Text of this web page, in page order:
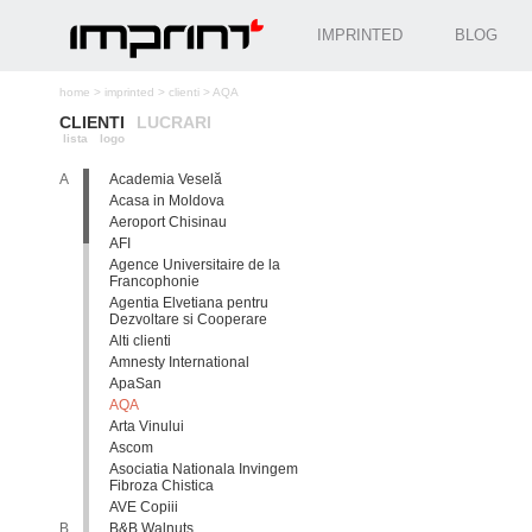
IMPRINTED BLOG
home > imprinted > clienti > AQA
CLIENTI LUCRARI
lista logo
A
Academia Veselă
Acasa in Moldova
Aeroport Chisinau
AFI
Agence Universitaire de la
Francophonie
Agentia Elvetiana pentru
Dezvoltare si Cooperare
Alti clienti
Amnesty International
ApaSan
AQA
Arta Vinului
Ascom
Asociatia Nationala Invingem
Fibroza Chistica
AVE Copiii
B
B&B Walnuts